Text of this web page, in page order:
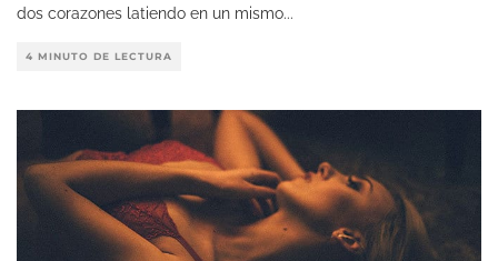
dos corazones latiendo en un mismo...
4 MINUTO DE LECTURA